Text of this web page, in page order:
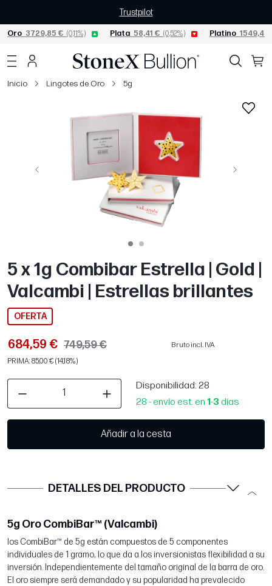
Trustpilot
Oro 3729,85 € (0,11%) Plata 58,41 € (0,52%) Platino 1549,43
Inicio Lingotes de Oro 5g
Página anterior Siguiente
5 x 1g Combibar Estrella | Gold |
Valcambi | Estrellas brillantes
OFERTA
684,59 € 749,59 €
Bruto incl. IVA
PRIMA: 85,00 € (14,18%)
Disponibilidad: 28
28 - envío est. en 1-3 días
Añadir a la cesta
DETALLES DEL PRODUCTO
5g Oro CombiBar™ (Valcambi)
los CombiBar™ de 5g están compuestos de 5 componentes
individuales de 1 gramo, lo que da a los inversionistas flexibilidad a su
inversión. Independientemente del tamaño original de la barra de oro.
El oro siempre será demandado y su popularidad ha prevalecido